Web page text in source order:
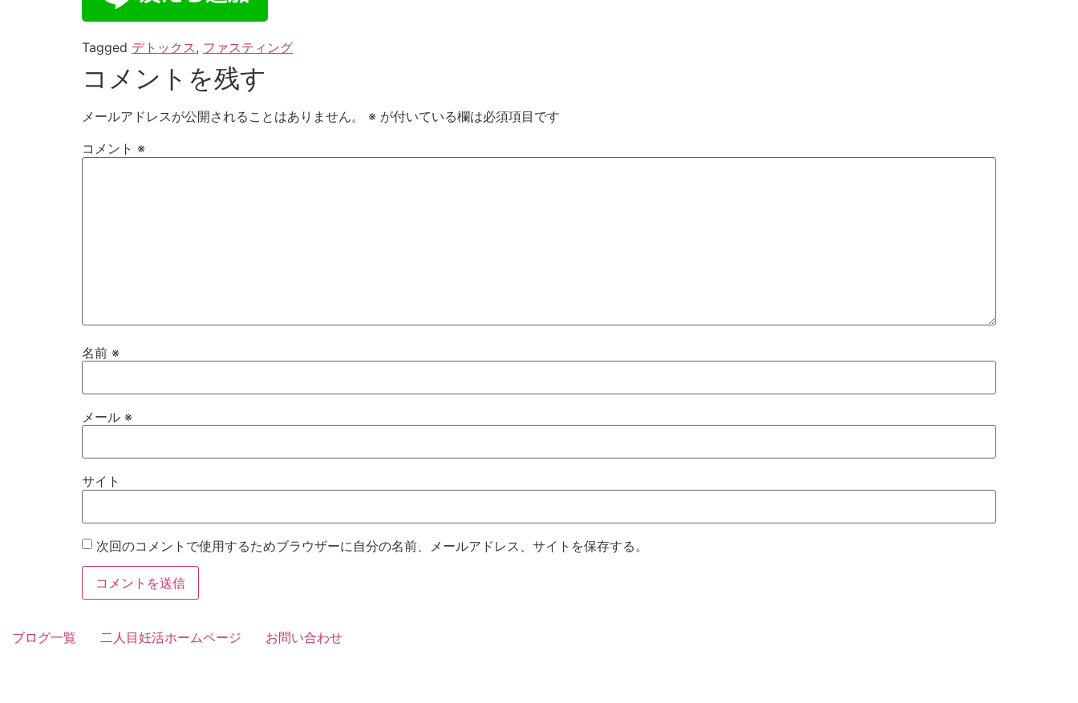
Tagged デトックス, ファスティング
コメントを残す
メールアドレスが公開されることはありません。 ※ が付いている欄は必須項目です
コメント ※
名前 ※
メール ※
サイト
次回のコメントで使用するためブラウザーに自分の名前、メールアドレス、サイトを保存する。
ブログ一覧 二人目妊活ホームページ お問い合わせ